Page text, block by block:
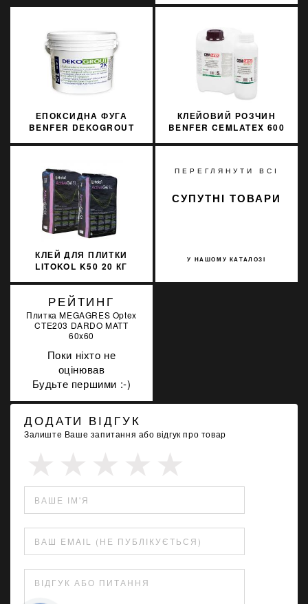
ЕПОКСИДНА ФУГА
BENFER DEKOGROUT
КЛЕЙОВИЙ РОЗЧИН
BENFER CEMLATEX 600
КЛЕЙ ДЛЯ ПЛИТКИ
LITOKOL K50 20 КГ
ПЕРЕГЛЯНУТИ ВСІ
У НАШОМУ КАТАЛОЗІ
СУПУТНІ ТОВАРИ
РЕЙТИНГ
Плитка MEGAGRES Optex
CTE203 DARDO MATT
60x60
Поки ніхто не
оцінював
Будьте першими :-)
ДОДАТИ ВІДГУК
Залиште Ваше запитання або відгук про товар
ВАШЕ ІМ'Я
ВАШ EMAIL (НЕ ПУБЛІКУЄТЬСЯ)
ВІДГУК АБО ПИТАННЯ